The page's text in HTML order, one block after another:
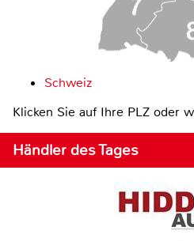
Schweiz
Klicken Sie auf Ihre PLZ oder
Händler des Tages